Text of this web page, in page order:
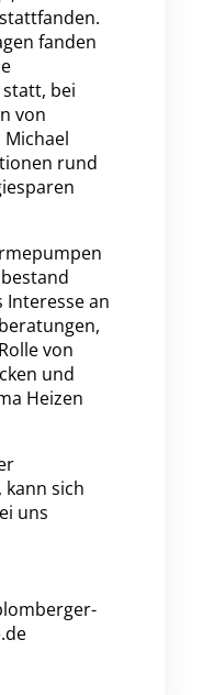
fanden
bei
von
rund
Interesse an
von
und
Heizen
sich
uns